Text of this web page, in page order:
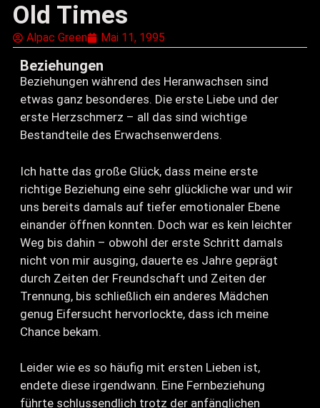
Old Times
Alpac Green Mai 11, 1995
Beziehungen
Beziehungen während des Heranwachsen sind
etwas ganz besonderes. Die erste Liebe und der
erste Herzschmerz – all das sind wichtige
Bestandteile des Erwachsenwerdens.
Ich hatte das große Glück, dass meine erste
richtige Beziehung eine sehr glückliche war und wir
uns bereits damals auf tiefer emotionaler Ebene
einander öffnen konnten. Doch war es kein leichter
Weg bis dahin – obwohl der erste Schritt damals
nicht von mir ausging, dauerte es Jahre geprägt
durch Zeiten der Freundschaft und Zeiten der
Trennung, bis schließlich ein anderes Mädchen
genug Eifersucht hervorlockte, dass ich meine
Chance bekam.
Leider wie es so häufig mit ersten Lieben ist,
endete diese irgendwann. Eine Fernbeziehung
führte schlussendlich trotz der anfänglichen